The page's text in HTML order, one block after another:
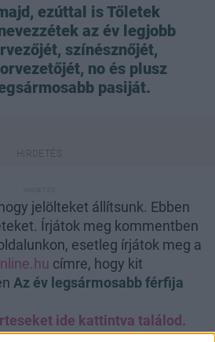
ezúttal is Tőletek
az év legjobb
színésznőjét,
no és plusz
pasiját.
jelölteket állítsunk. Ebben
Írjátok meg kommentben
esetleg írjátok meg a
címre, hogy kit
Az év legsármosabb férfija
ide kattintva találod.